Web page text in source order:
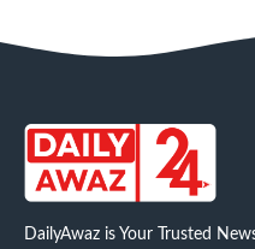
DailyAwaz is Your Trusted